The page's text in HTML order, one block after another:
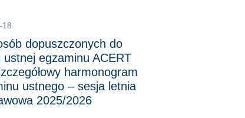
18
dopuszczonych do
ustnej egzaminu ACERT
harmonogram
ustnego – sesja letnia
2025/2026